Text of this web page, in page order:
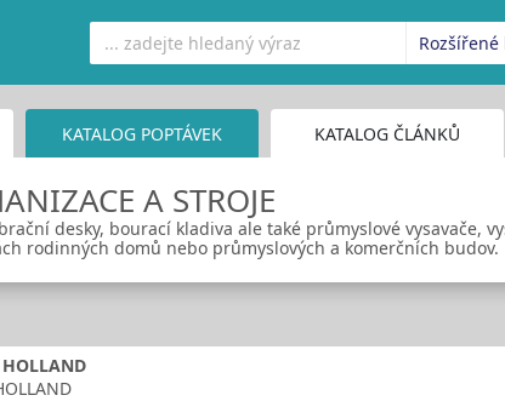
KATALOG POPTÁVEK KATALOG ČLÁNKŮ
A STROJE
desky, bourací kladiva ale také průmyslové vysavače,
rodinných domů nebo průmyslových a komerčních budov.